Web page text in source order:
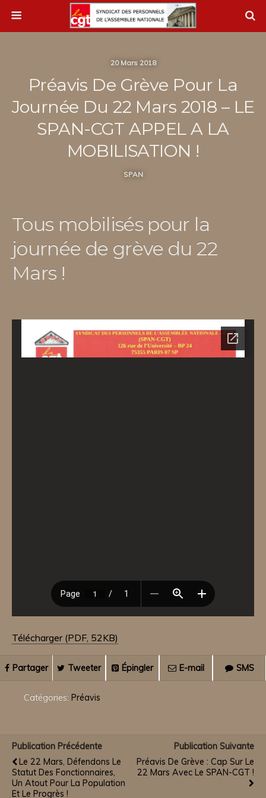
20 Mars 2018
Préavis De Grève Pour La
Journée Du 22 Mars 2018 – LE
SPAN-CGT APPEL A LA
MOBILISATION !
SPAN
Tous mobilisés pour la
journée de grève du 22
Mars !
Télécharger (PDF, 52KB)
Partager Tweeter Épingler E-mail SMS
Catégories: Préavis
Publication Précédente
Le 22 Mars, Défendons Le
Statut Des Fonctionnaires,
Un Atout Pour La Population
Et Le Progrès !
Publication Suivante
Préavis De Grève : Cap Sur Le
22 Mars Avec Le SPAN-CGT !